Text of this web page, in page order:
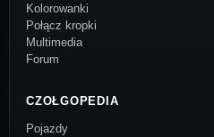
Kolorowanki
Połącz kropki
Multimedia
Forum
CZOŁGOPEDIA
Pojazdy